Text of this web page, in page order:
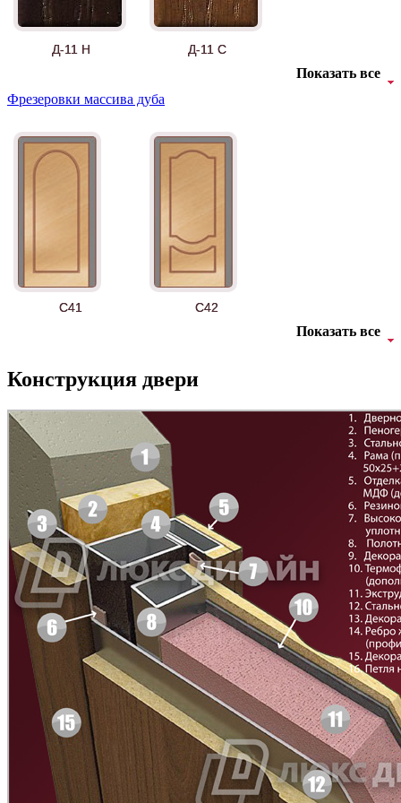
Д-11 Н Д-11 С
Д-15 60
Д-33
Д-35 С Д-35 СС
Показать все
Фрезеровки массива дуба
C41 C42
C43 C44
C45 C46
Показать все
Конструкция двери